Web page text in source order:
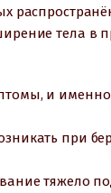
тела в
и именно
при
тяжело